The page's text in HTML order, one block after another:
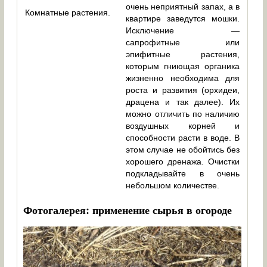
Комнатные растения.
очень неприятный запах, а в
квартире заведутся мошки.
Исключение —
сапрофитные или
эпифитные растения,
которым гниющая органика
жизненно необходима для
роста и развития (орхидеи,
драцена и так далее). Их
можно отличить по наличию
воздушных корней и
способности расти в воде. В
этом случае не обойтись без
хорошего дренажа. Очистки
подкладывайте в очень
небольшом количестве.
Фотогалерея: применение сырья в огороде